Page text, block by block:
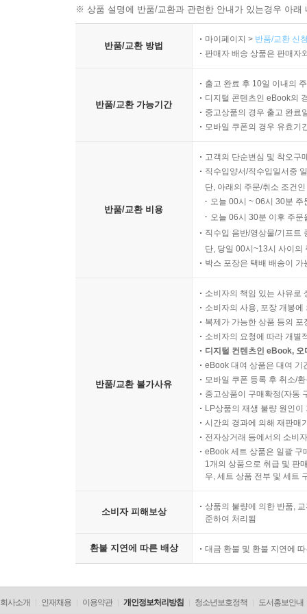
2017년 라이프 트렌드에서 주목해야 할 문제의식
『라이프 트렌드 2017』은 2017년에 주목해야
시대를 조망하고 있다. 이 책을 통해 우리는 대체
낼지 스스로 질문해 봐야 한다. 이 책에서 제시
● 돈을 내고 기꺼이 불편함을 택하는 사람들이 나
● 과연 신맛이 트렌드가 될까?
● 라이프 셰어가 유통과 소비의 패러다임을 바꿀까
● 세미-베지테리언, 그중에서도 플렉시테리언이
● 화학적 싱글이 남녀 관계의 새로운 화두가 될까?
● 고양이가 트렌드를 만들까?
● 더치페이 확산이 한국 사회를 어떻게 바꿀까?
● 긱(Gig) 경제가 한국에서도 확산될까?
● 자발적으로 가난을 선택하는 사람들이 늘어날까?
● 2017년에 뜰 핫 플레이스는 어디일까?
문제의식을 가지고 질문을 던지는 일이 중요한
만들어 내고, 생각지도 못할 결합으로 새로운
던지는 일이 중요해지는 것이다. 또한 트렌드는
불편’ 트렌드가 채식주의 트렌드와 어떻게 연결
연결되는지 보는 것도 흥미롭다. 이렇듯 라이
복잡하게 살아가기 때문이다. 우리 인간은 다
불평등해지는 것을 막고자 할 가능성도 크다. 이
기꺼이 받아들이기도 하며, 혼자 놀기와 고양이 집
스타일에서의 ‘뉴 노멀’이기도 하다.
※ 상품 설명에 반품/교환과 관련한 안내가 있는경우 아
반품/교환 방법
마이페이지 > 반품/교환 신
판매자 배송 상품은 판매자
반품/교환 가능기간
출고 완료 후 10일 이내의
디지털 콘텐츠인 eBook의
중고상품의 경우 출고 완료
모바일 쿠폰의 경우 유효기
반품/교환 비용
고객의 단순변심 및 착오구
직수입양서/직수입일서중
단, 아래의 주문/취소 조건
오늘 00시 ~ 06시 30분
오늘 06시 30분 이후 주
직수입 음반/영상물/기프트
단, 당일 00시~13시 사이의
박스 포장은 택배 배송이
반품/교환 불가사유
소비자의 책임 있는 사유로
소비자의 사용, 포장 개봉
복제가 가능한 상품 등의
소비자의 요청에 따라 개별
디지털 컨텐츠인 eBook,
eBook 대여 상품은 대여 기
모바일 쿠폰 등록 후 취소/
중고상품이 구매확정(자동
LP상품의 재생 불량 원인
시간의 경과에 의해 재판매
전자상거래 등에서의 소비
eBook 세트 상품은 일괄 구
1개의 상품으로 취급 및 판
우, 세트 상품 전부 및 세트
소비자 피해보상
상품의 불량에 의한 반품,
준하여 처리됨
환불 지연에 따른 배상 대금 환불 및 환불 지연에
회사소개 인재채용 이용약관 개인정보처리방침 청소년보호정책 도서홍보안내